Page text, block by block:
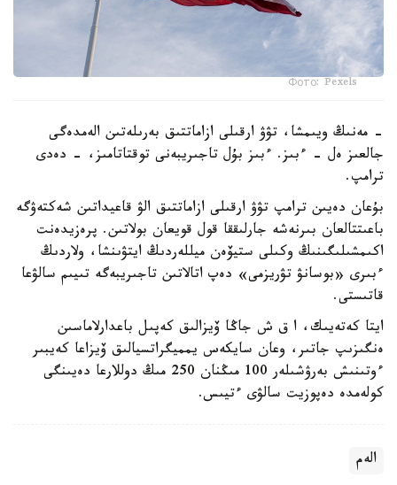
Фото: Pexels
- مەنىڭ ويىمشا، تۋۋ ارقىلى ازاماتتىق بەرىلەتىن الەمدەگى
جالعىز ەل - ءبىز. ءبىز بۇل تاجىريبەنى توقتاتامىز، - دەدى
ترامپ.
بۇعان دەيىن ترامپ تۋۋ ارقىلى ازاماتتىق الۋ قاعيداتىن شەكتەۋگە
باعىتتالعان بىرنەشە جارلىققا قول قويعان بولاتىن. پرەزيدەنت
اكىمشىلىگىنىڭ وكىلى ستيۆەن ميللەردىڭ ايتۋىنشا، ولاردىڭ
ءبىرى «بوسانۋ تۋريزمى» دەپ اتالاتىن تاجىريبەگە تىيىم سالۋعا
قاتىستى.
ايتا كەتەيىك، ا ق ش جاڭا ۆيزالىق كەپىل باعدارلاماسىن
ەنگىزىپ جاتىر، وعان سايكەس يمميگراتسيالىق ۆيزاعا كەيبىر
ءوتىنىش بەرۋشىلەر 100 مىڭنان 250 مىڭ دوللارعا دەيىنگى
كولەمدە دەپوزيت سالۋى ءتيىس.
الەم